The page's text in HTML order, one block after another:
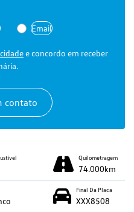
Email
e concordo em receber
contato
Quilometragem
74.000km
Final Da Placa
XXX8508